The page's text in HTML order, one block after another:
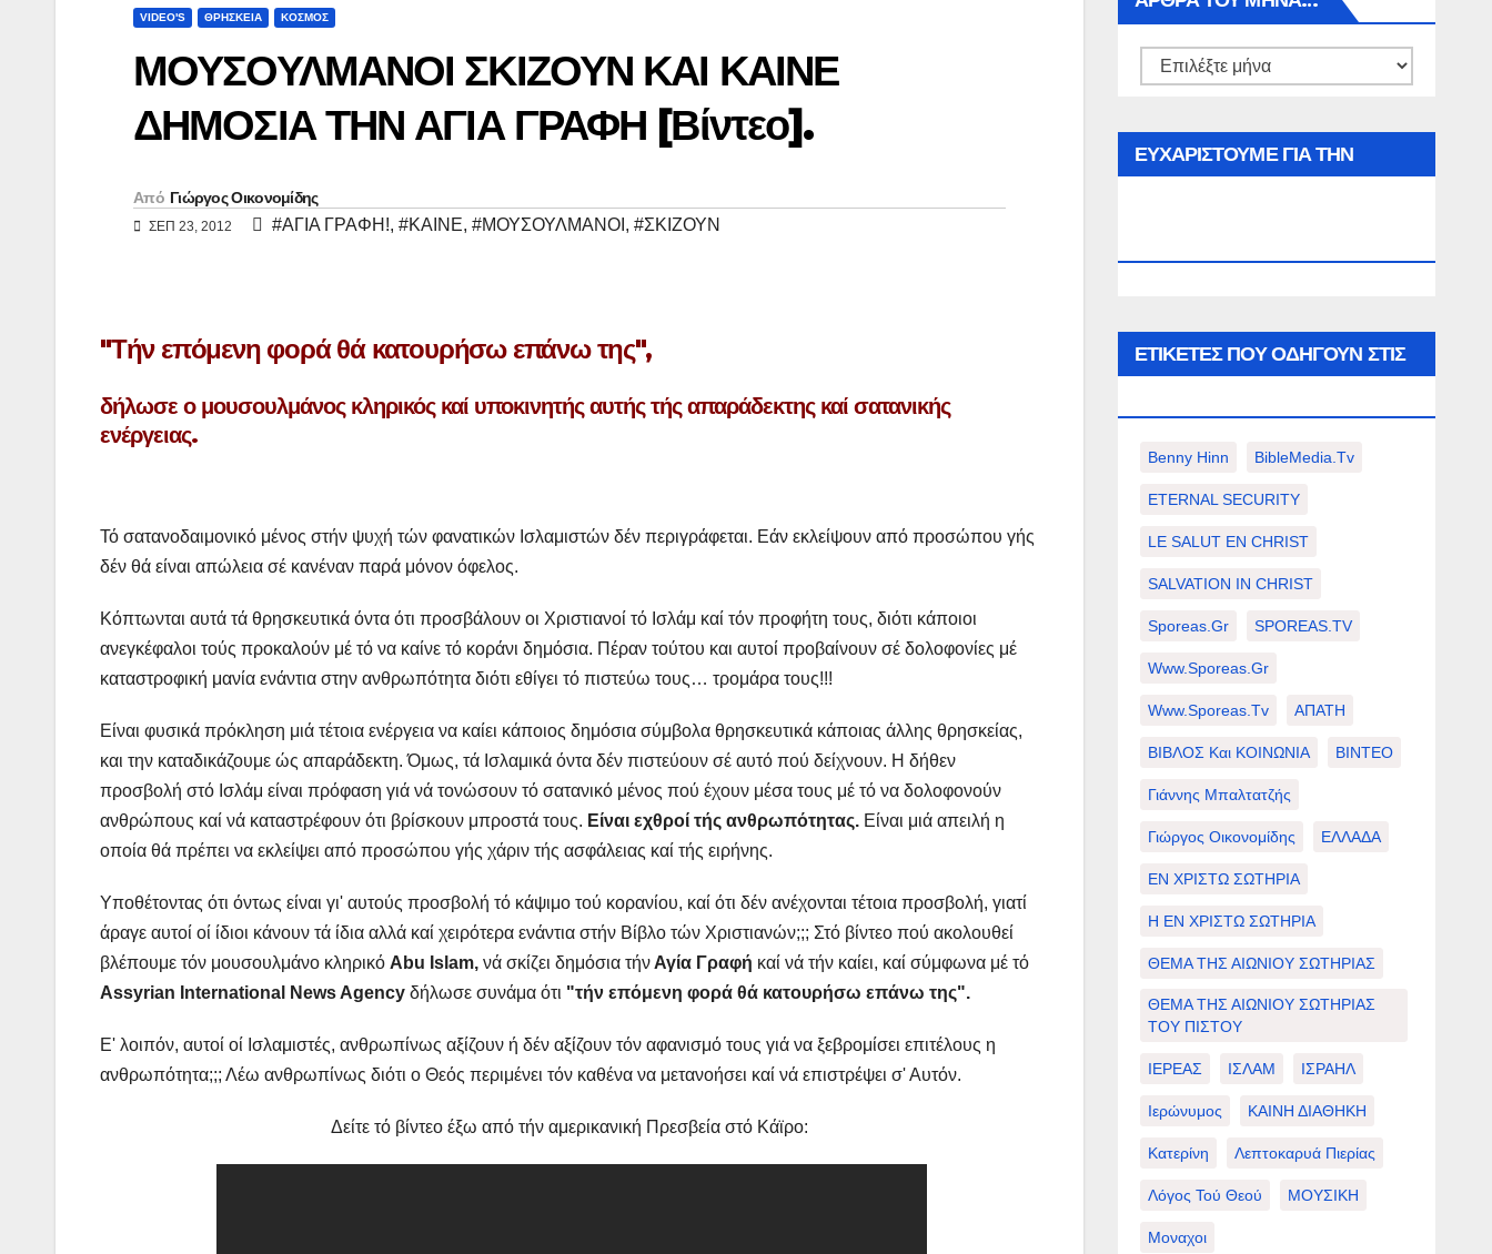
VIDEO'S ΘΡΗΣΚΕΙΑ ΚΟΣΜΟΣ
ΜΟΥΣΟΥΛΜΑΝΟΙ ΣΚΙΖΟΥΝ ΚΑΙ ΚΑΙΝΕ
ΔΗΜΟΣΙΑ ΤΗΝ ΑΓΙΑ ΓΡΑΦΗ [Βίντεο].
Από Γιώργος Οικονομίδης
ΣΕΠ 23, 2012 #ΑΓΙΑ ΓΡΑΦΗ!, #ΚΑΙΝΕ, #ΜΟΥΣΟΥΛΜΑΝΟΙ , #ΣΚΙΖΟΥΝ
"Τήν επόμενη φορά θά κατουρήσω επάνω της",
δήλωσε ο μουσουλμάνος κληρικός καί υποκινητής αυτής τής απαράδεκτης καί σατανικής
ενέργειας.
Τό σατανοδαιμονικό μένος στήν ψυχή τών φανατικών Ισλαμιστών δέν περιγράφεται. Εάν εκλείψουν από προσώπου γής
δέν θά είναι απώλεια σέ κανέναν παρά μόνον όφελος.
Κόπτωνται αυτά τά θρησκευτικά όντα ότι προσβάλουν οι Χριστιανοί τό Ισλάμ καί τόν προφήτη τους, διότι κάποιοι
ανεγκέφαλοι τούς προκαλούν μέ τό να καίνε τό κοράνι δημόσια. Πέραν τούτου και αυτοί προβαίνουν σέ δολοφονίες μέ
καταστροφική μανία ενάντια στην ανθρωπότητα διότι εθίγει τό πιστεύω τους… τρομάρα τους!!!
Είναι φυσικά πρόκληση μιά τέτοια ενέργεια να καίει κάποιος δημόσια σύμβολα θρησκευτικά κάποιας άλλης θρησκείας,
και την καταδικάζουμε ώς απαράδεκτη. Όμως, τά Ισλαμικά όντα δέν πιστεύουν σέ αυτό πού δείχνουν. Η δήθεν
προσβολή στό Ισλάμ είναι πρόφαση γιά νά τονώσουν τό σατανικό μένος πού έχουν μέσα τους μέ τό να δολοφονούν
ανθρώπους καί νά καταστρέφουν ότι βρίσκουν μπροστά τους. Είναι εχθροί τής ανθρωπότητας. Είναι μιά απειλή η
οποία θά πρέπει να εκλείψει από προσώπου γής χάριν τής ασφάλειας καί τής ειρήνης.
Υποθέτοντας ότι όντως είναι γι' αυτούς προσβολή τό κάψιμο τού κορανίου, καί ότι δέν ανέχονται τέτοια προσβολή, γιατί
άραγε αυτοί οί ίδιοι κάνουν τά ίδια αλλά καί χειρότερα ενάντια στήν Βίβλο τών Χριστιανών;;; Στό βίντεο πού ακολουθεί
βλέπουμε τόν μουσουλμάνο κληρικό Abu Islam, νά σκίζει δημόσια τήν Αγία Γραφή καί νά τήν καίει, καί σύμφωνα μέ τό
Assyrian International News Agency δήλωσε συνάμα ότι "τήν επόμενη φορά θά κατουρήσω επάνω της".
Ε' λοιπόν, αυτοί οί Ισλαμιστές, ανθρωπίνως αξίζουν ή δέν αξίζουν τόν αφανισμό τους γιά να ξεβρομίσει επιτέλους η
ανθρωπότητα;;; Λέω ανθρωπίνως διότι ο Θεός περιμένει τόν καθένα να μετανοήσει καί νά επιστρέψει σ' Αυτόν.
Δείτε τό βίντεο έξω από τήν αμερικανική Πρεσβεία στό Κάϊρο:
Αρθρα
μήνα…
ΕΥΧΑΡΙΣΤΟΥΜΕ ΓΙΑ ΤΗΝ
ΕΤΙΚΈΤΕΣ ΠΟΥ ΟΔΗΓΟΎΝ ΣΤΙΣ
Benny Hinn BibleMedia.tv
ETERNAL SECURITY
LE SALUT EN CHRIST
SALVATION IN CHRIST
Sporeas.gr SPOREAS.TV
Www.sporeas.gr
Www.sporeas.tv ΑΠΑΤΗ
ΒΙΒΛΟΣ Και ΚΟΙΝΩΝΙΑ ΒΙΝΤΕΟ
Γιάννης Μπαλτατζής
Γιώργος Οικονομίδης ΕΛΛΑΔΑ
ΕΝ ΧΡΙΣΤΩ ΣΩΤΗΡΙΑ
Η ΕΝ ΧΡΙΣΤΩ ΣΩΤΗΡΙΑ
ΘΕΜΑ ΤΗΣ ΑΙΩΝΙΟΥ ΣΩΤΗΡΙΑΣ
ΘΕΜΑ ΤΗΣ ΑΙΩΝΙΟΥ ΣΩΤΗΡΙΑΣ
ΤΟΥ ΠΙΣΤΟΥ
ΙΕΡΕΑΣ ΙΣΛΑΜ ΙΣΡΑΗΛ
Ιερώνυμος ΚΑΙΝΗ ΔΙΑΘΗΚΗ
Κατερίνη Λεπτοκαρυά Πιερίας
Λόγος Τού Θεού ΜΟΥΣΙΚΗ
Μοναχοι